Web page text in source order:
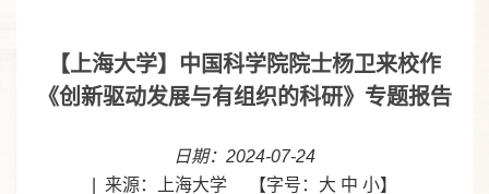
【上海大学】中国科学院院士杨卫来校作
《创新驱动发展与有组织的科研》专题报告
日期：2024-07-24
来源：上海大学 【字号： 大 中 小】